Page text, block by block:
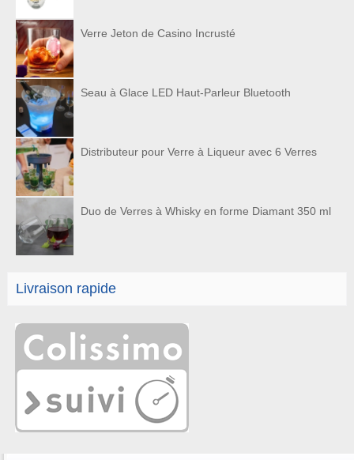
Verre Jeton de Casino Incrusté
Seau à Glace LED Haut-Parleur Bluetooth
Distributeur pour Verre à Liqueur avec 6 Verres
Duo de Verres à Whisky en forme Diamant 350 ml
Livraison rapide